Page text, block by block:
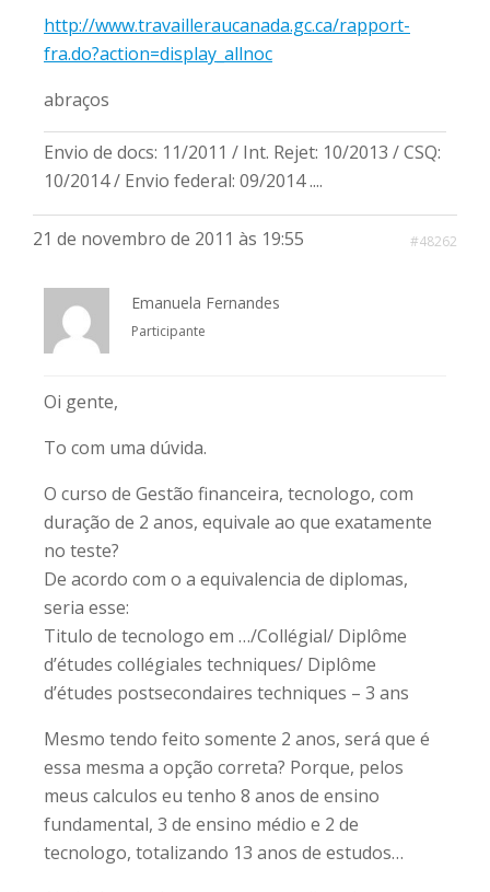
http://www.travailleraucanada.gc.ca/rapport-
fra.do?action=display_allnoc
abraços
Envio de docs: 11/2011 / Int. Rejet: 10/2013 / CSQ:
10/2014 / Envio federal: 09/2014 ....
21 de novembro de 2011 às 19:55 #48262
Emanuela Fernandes
Participante
Oi gente,
To com uma dúvida.
O curso de Gestão financeira, tecnologo, com
duração de 2 anos, equivale ao que exatamente
no teste?
De acordo com o a equivalencia de diplomas,
seria esse:
Titulo de tecnologo em …/Collégial/ Diplôme
d’études collégiales techniques/ Diplôme
d’études postsecondaires techniques – 3 ans
Mesmo tendo feito somente 2 anos, será que é
essa mesma a opção correta? Porque, pelos
meus calculos eu tenho 8 anos de ensino
fundamental, 3 de ensino médio e 2 de
tecnologo, totalizando 13 anos de estudos…